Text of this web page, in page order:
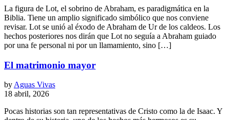
La figura de Lot, el sobrino de Abraham, es paradigmática en la
Biblia. Tiene un amplio significado simbólico que nos conviene
revisar. Lot se unió al éxodo de Abraham de Ur de los caldeos. Los
hechos posteriores nos dirán que Lot no seguía a Abraham guiado
por una fe personal ni por un llamamiento, sino […]
El matrimonio mayor
by Aguas Vivas
18 abril, 2026
Pocas historias son tan representativas de Cristo como la de Isaac. Y